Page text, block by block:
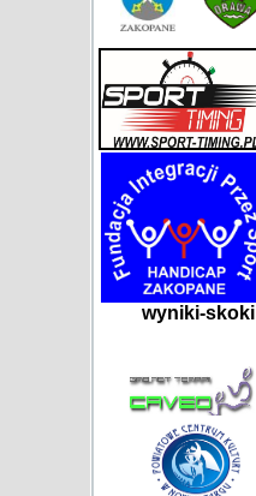
wyniki-skoki